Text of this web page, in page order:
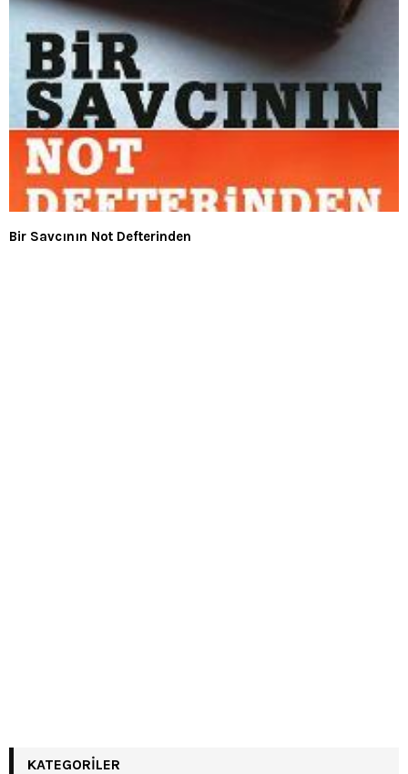
Bir Savcının Not Defterinden
KATEGORILER